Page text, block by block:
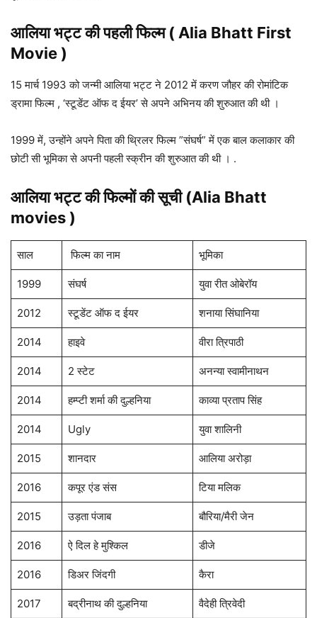
आलिया भट्ट की पहली फिल्म ( Alia Bhatt First
Movie )
15 मार्च 1993 को जन्मी आलिया भट्ट ने 2012 में करण जौहर की रोमांटिक
ड्रामा फिल्म , ‘स्टूडेंट ऑफ द ईयर’ से अपने अभिनय की शुरुआत की थी ।
1999 में, उन्होंने अपने पिता की थ्रिलर फिल्म ”संघर्ष” में एक बाल कलाकार की
छोटी सी भूमिका से अपनी पहली स्क्रीन की शुरुआत की थी । .
आलिया भट्टकीफिल्मों की सूची (Alia Bhatt
movies )
साल फिल्म का नाम भूमिका
1999 संघर्ष युवा रीत ओबेरॉय
2012 स्टूडेंट ऑफ द ईयर शनाया सिंघानिया
2014 हाइवे वीरा त्रिपाठी
2014 2 स्टेट अनन्या स्वामीनाथन
2014 हम्प्टी शर्मा की दुल्हनिया काव्या प्रताप सिंह
2014 Ugly युवा शालिनी
2015 शानदार आलिया अरोड़ा
2016 कपूर एंड संस टिया मलिक
2015 उड़ता पंजाब बौरिया/मैरी जेन
2016 ऐ दिल हे मुश्किल डीजे
2016 डिअर जिंदगी कैरा
2017 बद्रीनाथ की दुल्हनिया वैदेही त्रिवेदी